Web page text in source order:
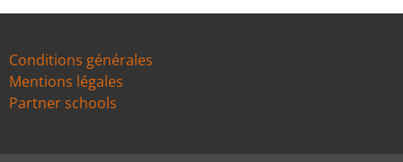
Conditions générales
Mentions légales
Partner schools